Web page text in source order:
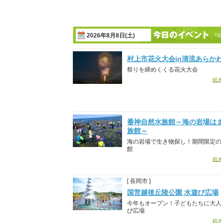
2026年8月8日(土)
村上市花火大会in清流あらか
祭りを締めくくる花火大会
続
番神自然水族館～海の岩場は
族館～
海の岩場で生き物探し！期間限定
館
続
[ 長岡市 ]
国営越後丘陵公園 水遊び広場
今年もオープン！子どもたちに大
び広場
続